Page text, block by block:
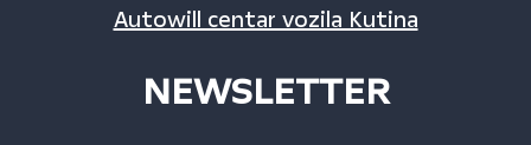
Autowill centar vozila Kutina
NEWSLETTER